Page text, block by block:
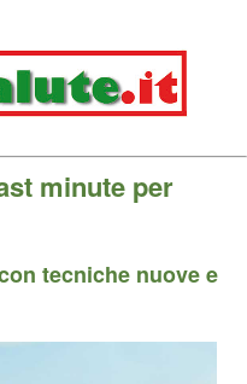
minute per
tecniche nuove e